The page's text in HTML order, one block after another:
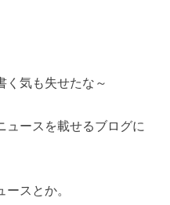
く気も失せたな～
ュースを載せるブログに
スとか。